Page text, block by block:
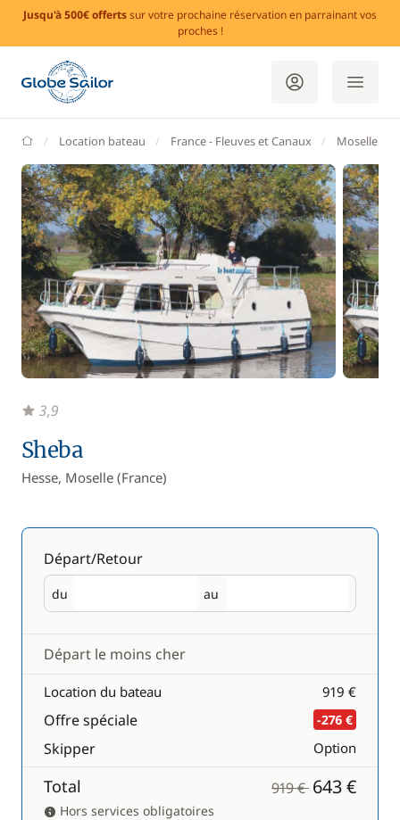
Jusqu'à 500€ offertssur votre prochaine réservation en parrainant vos
proches !
GlobeSailor
Location bateau France - Fleuves et Canaux Moselle
Sheba
Hesse, Moselle (France)
3,9
Départ/Retour
du
Départ au
Retour
Départ le moins cher
Location du bateau 919 €
Offre spéciale -276 €
Skipper Option
Total 919 € 643 €
Hors services obligatoires